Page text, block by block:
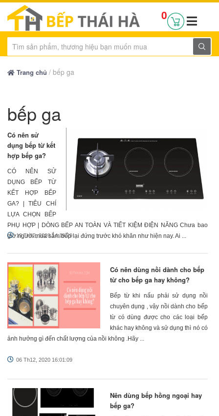
0
Trang chủ / bếp ga
bếp ga
Có nên sử
dụng bếp từ kết
hợp bếp ga?
CÓ NÊN SỬ
DỤNG BẾP TỪ
KẾT HỢP BẾP
GA? | TIÊU CHÍ
LỰA CHỌN BẾP
PHỤ HỢP | DÒNG BẾP AN TOÀN VÀ TIẾT KIỆM ĐIỆN NĂNG Chưa bao
giờ người mua sắm bếp lại đứng trước khó khăn như hiện nay. Ai ...
19 Th12, 2020 14:19:29
Có nên dùng nồi dành cho bếp
từ cho bếp ga hay không?
Bếp từ khi nấu phải sử dụng nồi
chuyên dụng , vậy nồi dành cho bếp
từ có dùng được cho các loại bếp
khác hay không và sử dụng thì nó có
ảnh hưởng gì đến chất lượng của nồi không .Hãy ...
06 Th12, 2020 16:01:09
Nên dùng bếp hồng ngoại hay
bếp ga?